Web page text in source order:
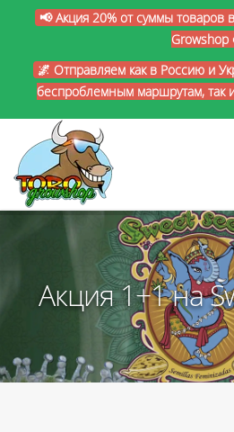
📢 Акция 20% от суммы товаров
Growshop
🌌 Отправляем как в Россию и
беспроблемным маршрутам, так
Акция 1+1 на